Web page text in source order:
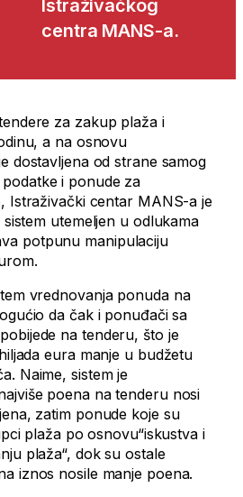
Istraživačkog
centra MANS-a.
za zakup plaža i
a na osnovu
dostavljena od strane samog
i ponude za
Istraživački centar MANS-a je
utemeljen u odlukama
potpunu manipulaciju
vrednovanja ponuda na
da čak i ponuđači sa
na tenderu, što je
eura manje u budžetu
Naime, sistem je
poena na tenderu nosi
zatim ponude koje su
plaža po osnovu“iskustva i
plaža“, dok su ostale
iznos nosile manje poena.